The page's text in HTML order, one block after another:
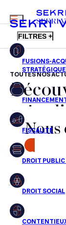
FR EN
MENU
SEKRI
FILTRES +
Fusions-
Financement
Fiscalité
Droit public des
Droit social
Droit immobilier
TOUTES NOS
nos
jour
Aucun résultats
Nous